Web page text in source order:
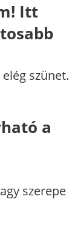
Itt
szünet.
a
szerepe